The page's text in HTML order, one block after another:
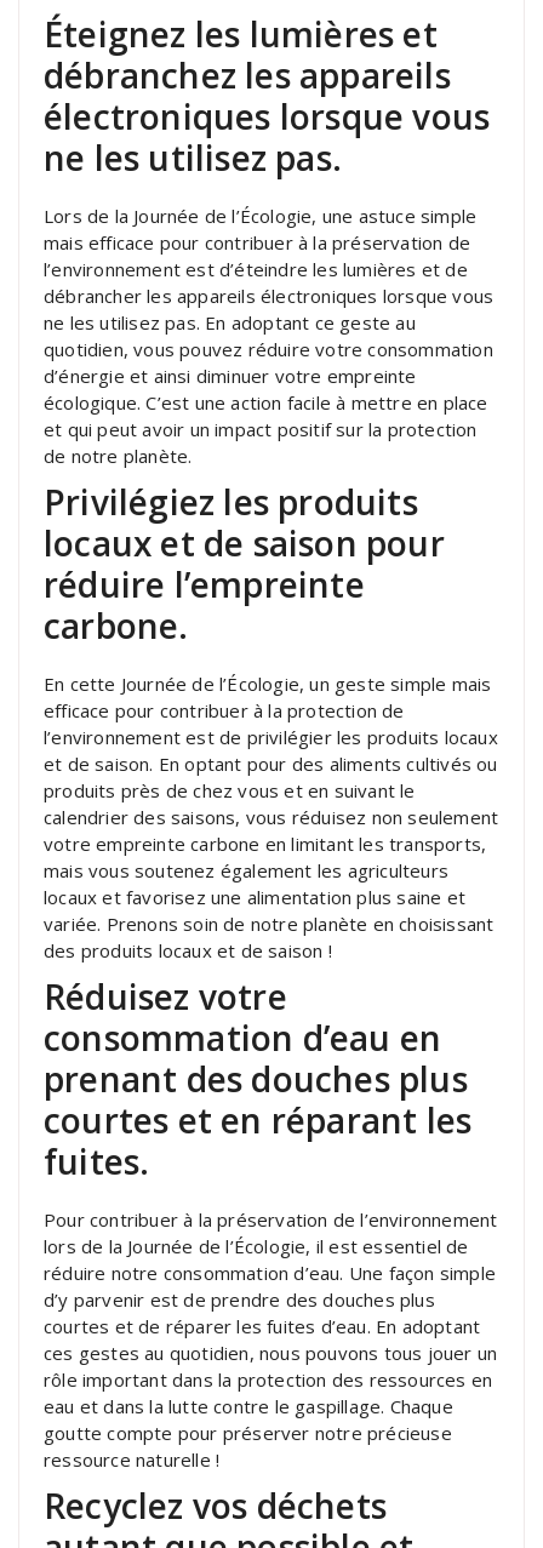
Éteignez les lumières et
débranchez les appareils
électroniques lorsque vous
ne les utilisez pas.
Lors de la Journée de l’Écologie, une astuce simple
mais efficace pour contribuer à la préservation de
l’environnement est d’éteindre les lumières et de
débrancher les appareils électroniques lorsque vous
ne les utilisez pas. En adoptant ce geste au
quotidien, vous pouvez réduire votre consommation
d’énergie et ainsi diminuer votre empreinte
écologique. C’est une action facile à mettre en place
et qui peut avoir un impact positif sur la protection
de notre planète.
Privilégiez les produits
locaux et de saison pour
réduire l’empreinte
carbone.
En cette Journée de l’Écologie, un geste simple mais
efficace pour contribuer à la protection de
l’environnement est de privilégier les produits locaux
et de saison. En optant pour des aliments cultivés ou
produits près de chez vous et en suivant le
calendrier des saisons, vous réduisez non seulement
votre empreinte carbone en limitant les transports,
mais vous soutenez également les agriculteurs
locaux et favorisez une alimentation plus saine et
variée. Prenons soin de notre planète en choisissant
des produits locaux et de saison !
Réduisez votre
consommation d’eau en
prenant des douches plus
courtes et en réparant les
fuites.
Pour contribuer à la préservation de l’environnement
lors de la Journée de l’Écologie, il est essentiel de
réduire notre consommation d’eau. Une façon simple
d’y parvenir est de prendre des douches plus
courtes et de réparer les fuites d’eau. En adoptant
ces gestes au quotidien, nous pouvons tous jouer un
rôle important dans la protection des ressources en
eau et dans la lutte contre le gaspillage. Chaque
goutte compte pour préserver notre précieuse
ressource naturelle !
Recyclez vos déchets